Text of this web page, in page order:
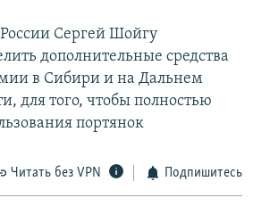
Сергей Шойгу
дополнительные средства
в Сибири и на Дальнем
для того, чтобы полностью
портянок
Читать без VPN Подпишитесь